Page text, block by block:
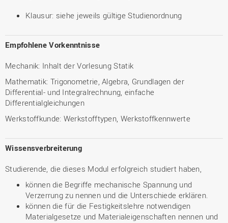
Klausur: siehe jeweils gültige Studienordnung
Empfohlene Vorkenntnisse
Mechanik: Inhalt der Vorlesung Statik
Mathematik: Trigonometrie, Algebra, Grundlagen der
Differential- und Integralrechnung, einfache
Differentialgleichungen
Werkstoffkunde: Werkstofftypen, Werkstoffkennwerte
Wissensverbreiterung
Studierende, die dieses Modul erfolgreich studiert haben,
können die Begriffe mechanische Spannung und
Verzerrung zu nennen und die Unterschiede erklären.
können die für die Festigkeitslehre notwendigen
Materialgesetze und Materialeigenschaften nennen und